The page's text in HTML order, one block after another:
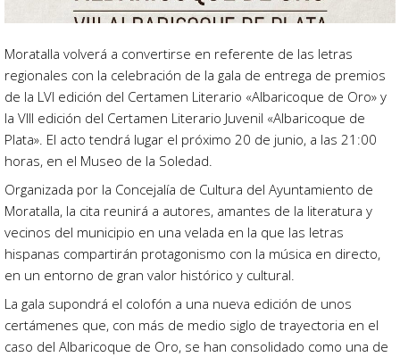
Moratalla volverá a convertirse en referente de las letras
regionales con la celebración de la gala de entrega de premios
de la LVI edición del Certamen Literario «Albaricoque de Oro» y
la VIII edición del Certamen Literario Juvenil «Albaricoque de
Plata». El acto tendrá lugar el próximo 20 de junio, a las 21:00
horas, en el Museo de la Soledad.
Organizada por la Concejalía de Cultura del Ayuntamiento de
Moratalla, la cita reunirá a autores, amantes de la literatura y
vecinos del municipio en una velada en la que las letras
hispanas compartirán protagonismo con la música en directo,
en un entorno de gran valor histórico y cultural.
La gala supondrá el colofón a una nueva edición de unos
certámenes que, con más de medio siglo de trayectoria en el
caso del Albaricoque de Oro, se han consolidado como una de